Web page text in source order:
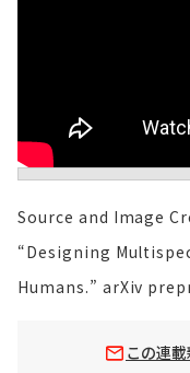
Source and Image
“Designing
Humans.” arXiv
この連